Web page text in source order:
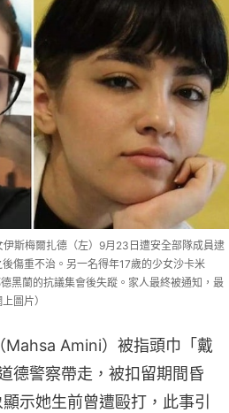
斯梅爾扎德（左）9月23日遭安全部隊成員逮
傷重不治。另一名得年17歲的少女沙卡米
黑蘭的抗議集會後失蹤。家人最終被通知，最
圖片）
Amini）被指頭巾「戴
德警察帶走，被扣留期間昏
示她生前曾遭毆打，此事引